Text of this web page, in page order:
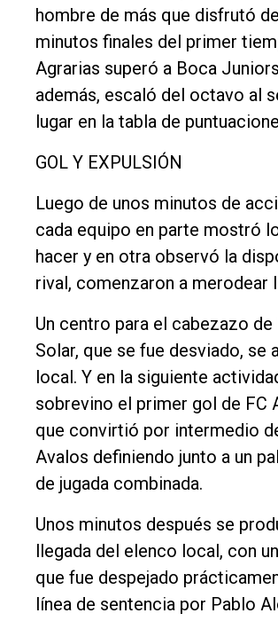
El
DIARIO
Balcarce
Inicio
Int.
General
Política
Cultura
Entrevistas
Deportes
Fúnebres
Edición
hombre de más que disfrutó
minutos finales del primer
Agrarias superó a Boca
además, escaló del octavo al
lugar en la tabla de
GOL Y EXPULSIÓN
Luego de unos minutos de
cada equipo en parte mostró
hacer y en otra observó la
rival, comenzaron a merodear
Un centro para el cabezazo de
Solar, que se fue desviado, se
local. Y en la siguiente
sobrevino el primer gol de FC
que convirtió por intermedio
Avalos definiendo junto a un
de jugada combinada.
Unos minutos después se
llegada del elenco local, con
que fue despejado
línea de sentencia por Pablo